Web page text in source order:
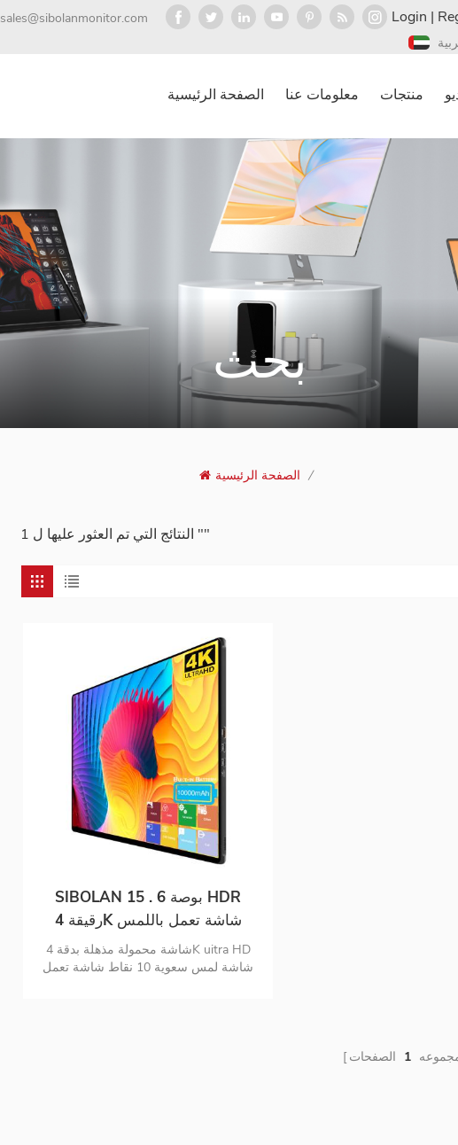
sales@sibolanmonitor.com Login |
الصفحة الرئيسية معلومات عنا منتجات
بحث
الصفحة الرئيسية /
1 النتائج التي تم العثور عليها ل ""
SIBOLAN 15 . 6 بوصة HDR
رقيقة 4K شاشة تعمل باللمس
المحمولة شاشة مزدوجة
شاشة محمولة مذهلة بدقة 4K uitra HD
شاشة لمس سعوية 10 نقاط شاشة تعمل
1 الصفحات